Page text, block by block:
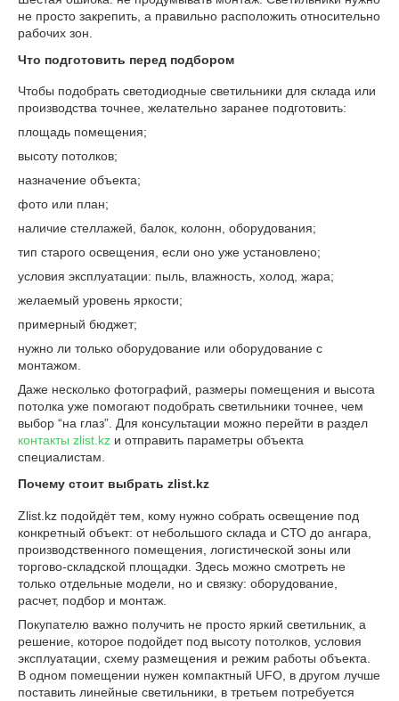
не просто закрепить, а правильно расположить относительно
рабочих зон.
Что подготовить перед подбором
Чтобы подобрать светодиодные светильники для склада или
производства точнее, желательно заранее подготовить:
площадь помещения;
высоту потолков;
назначение объекта;
фото или план;
наличие стеллажей, балок, колонн, оборудования;
тип старого освещения, если оно уже установлено;
условия эксплуатации: пыль, влажность, холод, жара;
желаемый уровень яркости;
примерный бюджет;
нужно ли только оборудование или оборудование с
монтажом.
Даже несколько фотографий, размеры помещения и высота
потолка уже помогают подобрать светильники точнее, чем
выбор “на глаз”. Для консультации можно перейти в раздел
контакты zlist.kz и отправить параметры объекта
специалистам.
Почему стоит выбрать zlist.kz
Zlist.kz подойдёт тем, кому нужно собрать освещение под
конкретный объект: от небольшого склада и СТО до ангара,
производственного помещения, логистической зоны или
торгово-складской площадки. Здесь можно смотреть не
только отдельные модели, но и связку: оборудование,
расчет, подбор и монтаж.
Покупателю важно получить не просто яркий светильник, а
решение, которое подойдет под высоту потолков, условия
эксплуатации, схему размещения и режим работы объекта.
В одном помещении нужен компактный UFO, в другом лучше
поставить линейные светильники, в третьем потребуется